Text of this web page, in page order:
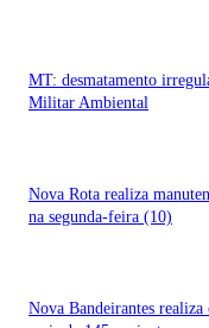
MT: desmatamento
Militar Ambiental
Nova Rota realiza
na segunda-feira (10)
Nova Bandeirantes